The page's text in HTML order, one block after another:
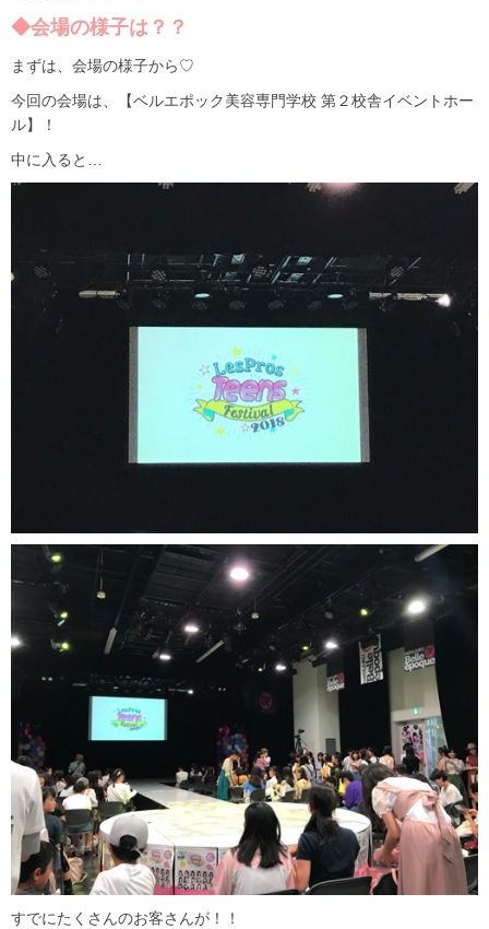
◆会場の様子は？？
まずは、会場の様子から♡
今回の会場は、【ベルエポック美容専門学校 第２校舎イベントホー
ル】！
中に入ると…
すでにたくさんのお客さんが！！